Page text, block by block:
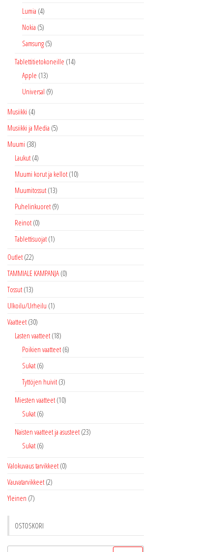
Lumia (4)
Nokia (5)
Samsung (5)
Tablettitietokoneille (14)
Apple (13)
Universal (9)
Musiikki (4)
Musiikki ja Media (5)
Muumi (38)
Laukut (4)
Muumi korut ja kellot (10)
Muumitossut (13)
Puhelinkuoret (9)
Reinot (0)
Tablettisuojat (1)
Outlet (22)
TAMMIALE KAMPANJA (0)
Tossut (13)
Ulkoilu/Urheilu (1)
Vaatteet (30)
Lasten vaatteet (18)
Poikien vaatteet (6)
Sukat (6)
Tyttöjen huivit (3)
Miesten vaatteet (10)
Sukat (6)
Naisten vaatteet ja asusteet (23)
Sukat (6)
Valokuvaus tarvikkeet (0)
Vauvatarvikkeet (2)
Yleinen (7)
OSTOSKORI